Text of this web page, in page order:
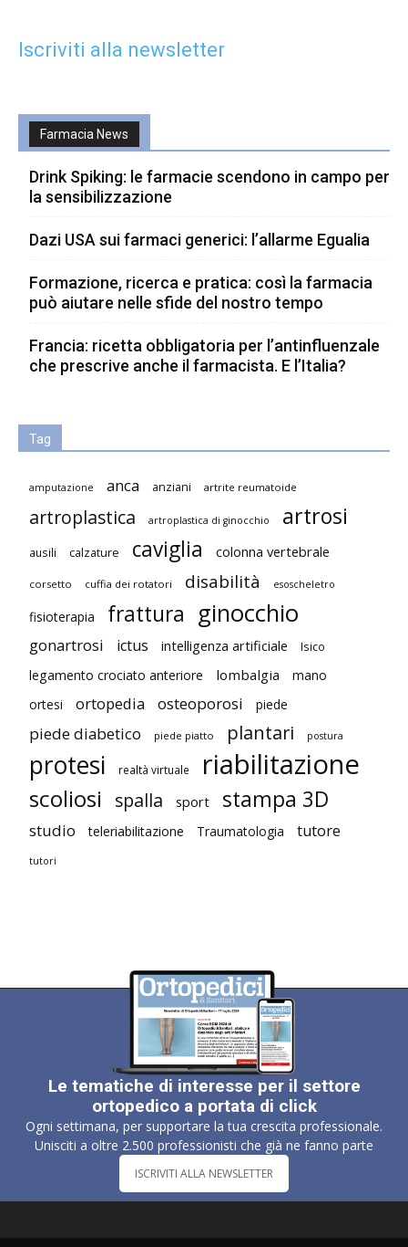
Iscriviti alla newsletter
Farmacia News
Drink Spiking: le farmacie scendono in campo per
la sensibilizzazione
Dazi USA sui farmaci generici: l’allarme Egualia
Formazione, ricerca e pratica: così la farmacia
può aiutare nelle sfide del nostro tempo
Francia: ricetta obbligatoria per l’antinfluenzale
che prescrive anche il farmacista. E l’Italia?
Tag
amputazione anca anziani artrite reumatoide
artroplastica artroplastica di ginocchio artrosi
ausili calzature caviglia colonna vertebrale
corsetto cuffia dei rotatori disabilità esoscheletro
fisioterapia frattura ginocchio
gonartrosi ictus intelligenza artificiale Isico
legamento crociato anteriore lombalgia
mano
ortesi
ortopedia osteoporosi piede
piede diabetico piede piatto plantari postura
protesi realtà virtuale riabilitazione
scoliosi spalla sport stampa 3D
studio teleriabilitazione Traumatologia tutore
tutori
Le tematiche di interesse per il settore
ortopedico a portata di click
Ogni settimana, per supportare la tua crescita professionale.
Unisciti a oltre 2.500 professionisti che già ne fanno parte
ISCRIVITI ALLA NEWSLETTER